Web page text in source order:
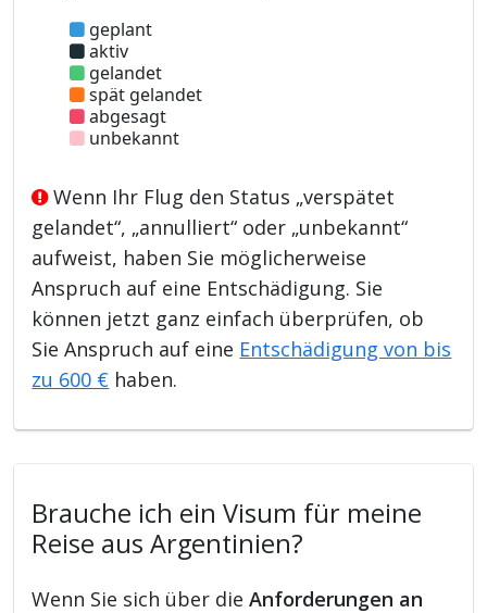
geplant
aktiv
gelandet
spät gelandet
abgesagt
unbekannt
Wenn Ihr Flug den Status „verspätet
gelandet“, „annulliert“ oder „unbekannt“
aufweist, haben Sie möglicherweise
Anspruch auf eine Entschädigung. Sie
können jetzt ganz einfach überprüfen, ob
Sie Anspruch auf eine Entschädigung von bis
zu 600 € haben.
Brauche ich ein Visum für meine
Reise aus Argentinien?
Wenn Sie sich über dieAnforderungen an